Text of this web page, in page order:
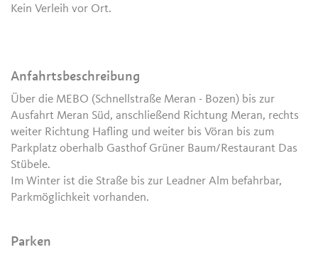
Kein Verleih vor Ort.
Anfahrtsbeschreibung
Über die MEBO (Schnellstraße Meran - Bozen) bis zur
Ausfahrt Meran Süd, anschließend Richtung Meran, rechts
weiter Richtung Hafling und weiter bis Vöran bis zum
Parkplatz oberhalb Gasthof Grüner Baum/Restaurant Das
Stübele.
Im Winter ist die Straße bis zur Leadner Alm befahrbar,
Parkmöglichkeit vorhanden.
Parken